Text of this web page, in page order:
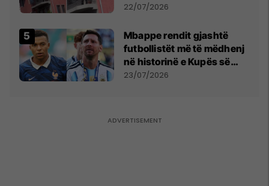
22/07/2026
Mbappe rendit gjashtë
futbollistët më të mëdhenj
në historinë e Kupës së
Botës, Messi mbetet i dyti
23/07/2026